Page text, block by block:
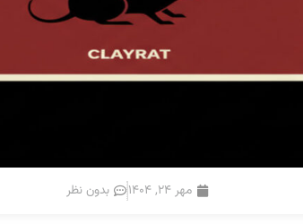
مهر ۲۴, ۱۴۰۴ بدون نظر